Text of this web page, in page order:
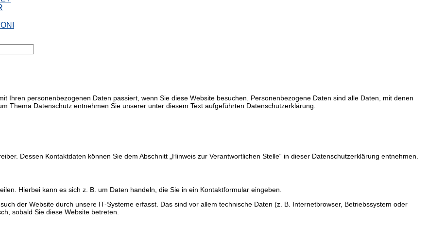
Ihren personenbezogenen Daten passiert, wenn Sie diese Website besuchen. Personenbezogene Daten sind alle Daten, mit denen
Thema Datenschutz entnehmen Sie unserer unter diesem Text aufgeführten Datenschutzerklärung.
Dessen Kontaktdaten können Sie dem Abschnitt „Hinweis zur Verantwortlichen Stelle“ in dieser Datenschutzerklärung entnehmen.
Hierbei kann es sich z. B. um Daten handeln, die Sie in ein Kontaktformular eingeben.
der Website durch unsere IT-Systeme erfasst. Das sind vor allem technische Daten (z. B. Internetbrowser, Betriebssystem oder
sobald Sie diese Website betreten.